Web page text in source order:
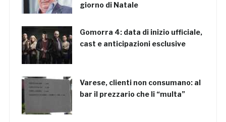
giorno di Natale
Gomorra 4: data di inizio ufficiale,
cast e anticipazioni esclusive
Varese, clienti non consumano: al
bar il prezzario che li “multa”